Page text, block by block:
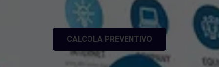
CALCOLA PREVENTIVO